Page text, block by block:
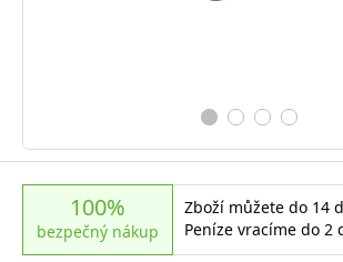
100%
bezpečný nákup
Zboží můžete do 14
Peníze vracíme do 2